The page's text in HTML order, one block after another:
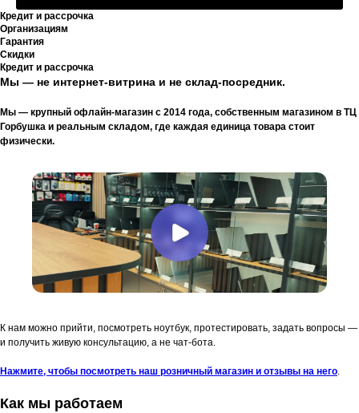
Кредит и рассрочка
Организациям
Гарантия
Скидки
Кредит и рассрочка
Мы — не интернет-витрина и не склад-посредник.
Мы — крупный офлайн-магазин с 2014 года, собственным магазином в ТЦ
Горбушка и реальным складом, где каждая единица товара стоит
физически.
К нам можно прийти, посмотреть ноутбук, протестировать, задать вопросы —
и получить живую консультацию, а не чат-бота.
Нажмите, чтобы посмотреть наш розничный магазин и отзывы на него.
Как мы работаем